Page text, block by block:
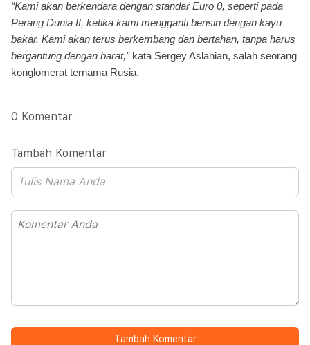
“Kami akan berkendara dengan standar Euro 0, seperti pada
Perang Dunia II, ketika kami mengganti bensin dengan kayu
bakar. Kami akan terus berkembang dan bertahan, tanpa harus
bergantung dengan barat,” kata Sergey Aslanian, salah seorang
konglomerat ternama Rusia.
0 Komentar
Tambah Komentar
Tambah Komentar